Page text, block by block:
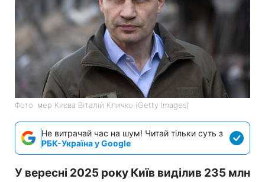
Фото: мер Києва Віталій Кличко (Getty Images)
Не витрачай час на шум! Читай тільки суть з
РБК-Україна у Google
У вересні 2025 року Київ виділив 235 млн